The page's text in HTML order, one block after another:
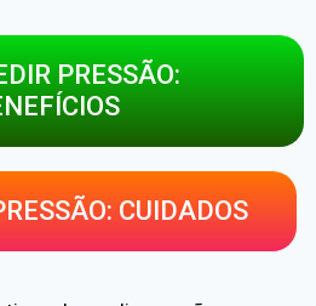
PRESSÃO:
CUIDADOS